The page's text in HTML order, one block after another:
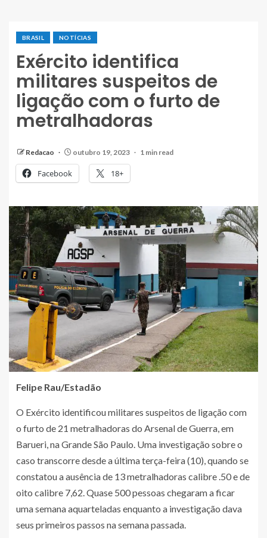
BRASIL NOTÍCIAS
Exército identifica
militares suspeitos de
ligação com o furto de
metralhadoras
Redacao outubro 19, 2023 1 min read
Facebook 18+
Felipe Rau/Estadão
O Exército identificou militares suspeitos de ligação com
o furto de 21 metralhadoras do Arsenal de Guerra, em
Barueri, na Grande São Paulo. Uma investigação sobre o
caso transcorre desde a última terça-feira (10), quando se
constatou a ausência de 13 metralhadoras calibre .50 e de
oito calibre 7,62. Quase 500 pessoas chegaram a ficar
uma semana aquarteladas enquanto a investigação dava
seus primeiros passos na semana passada.